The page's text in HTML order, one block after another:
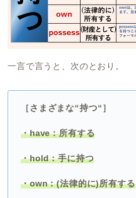
一言で言うと、次のとおり。
［さまざまな“持つ“］
・have：所有する
・hold：手に持つ
・own：(法律的に)所有する